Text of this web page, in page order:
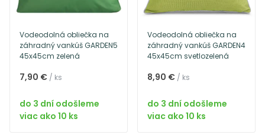
Vodeodolná obliečka na
záhradný vankúš GARDEN5
45x45cm zelená
7,90 € / ks
do 3 dní odošleme
viac ako 10 ks
Vodeodolná obliečka na
záhradný vankúš GARDEN4
45x45cm svetlozelená
8,90 € / ks
do 3 dní odošleme
viac ako 10 ks